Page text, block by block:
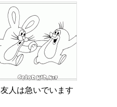
友人は急いでいます